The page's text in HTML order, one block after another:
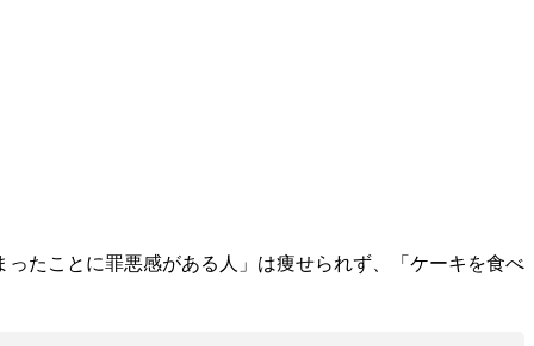
たことに罪悪感がある人」は痩せられず、 「ケーキを食べ